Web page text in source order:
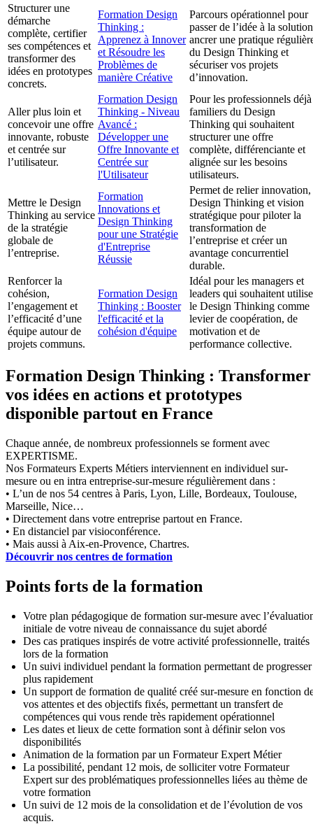
Structurer une
démarche
complète, certifier
ses compétences et
transformer des
idées en prototypes
concrets.
Formation Design
Thinking :
Apprenez à Innover
et Résoudre les
Problèmes de
manière Créative
Parcours opérationnel pour
passer de l’idée à la
ancrer une pratique
du Design Thinking et
sécuriser vos projets
d’innovation.
Aller plus loin et
concevoir une offre
innovante, robuste
et centrée sur
l’utilisateur.
Formation Design
Thinking - Niveau
Avancé :
Développer une
Offre Innovante et
Centrée sur
l'Utilisateur
Pour les professionnels déjà
familiers du Design
Thinking qui souhaitent
structurer une offre
complète, différenciante et
alignée sur les besoins
utilisateurs.
Mettre le Design
Thinking au service
de la stratégie
globale de
l’entreprise.
Formation
Innovations et
Design Thinking
pour une Stratégie
d'Entreprise
Réussie
Permet de relier innovation,
Design Thinking et vision
stratégique pour piloter la
transformation de
l’entreprise et créer un
avantage concurrentiel
durable.
Renforcer la
cohésion,
l’engagement et
l’efficacité d’une
équipe autour de
projets communs.
Formation Design
Thinking : Booster
l'efficacité et la
cohésion d'équipe
Idéal pour les managers et
leaders qui souhaitent
le Design Thinking comme
levier de coopération, de
motivation et de
performance collective.
Formation Design Thinking : Transformer
vos idées en actions et prototypes
disponible partout en France
Chaque année, de nombreux professionnels se forment avec
EXPERTISME.
Nos Formateurs Experts Métiers interviennent en individuel sur-
mesure ou en intra entreprise-sur-mesure régulièrement dans :
• L’un de nos 54 centres à Paris, Lyon, Lille, Bordeaux, Toulouse,
Marseille, Nice…
• Directement dans votre entreprise partout en France.
• En distanciel par visioconférence.
• Mais aussi à Aix-en-Provence, Chartres.
Découvrir nos centres de formation
Points forts de la formation
Votre plan pédagogique de formation sur-mesure avec
initiale de votre niveau de connaissance du sujet abordé
Des cas pratiques inspirés de votre activité professionnelle, traités
lors de la formation
Un suivi individuel pendant la formation permettant de progresser
plus rapidement
Un support de formation de qualité créé sur-mesure en fonction
vos attentes et des objectifs fixés, permettant un transfert de
compétences qui vous rende très rapidement opérationnel
Les dates et lieux de cette formation sont à définir selon vos
disponibilités
Animation de la formation par un Formateur Expert Métier
La possibilité, pendant 12 mois, de solliciter votre Formateur
Expert sur des problématiques professionnelles liées au thème de
votre formation
Un suivi de 12 mois de la consolidation et de l’évolution de vos
acquis.